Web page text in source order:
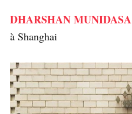
DHARSHAN MUNIDASA
à Shanghai